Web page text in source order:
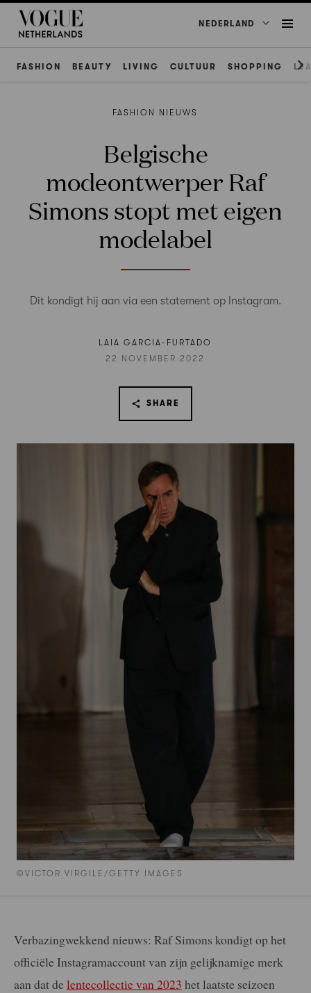
NEDERLAND
FASHION BEAUTY LIVING CULTUUR SHOPPING
©VICTOR VIRGILE/GETTY IMAGES
FASHION NIEUWS
Belgische
modeontwerper Raf
Simons stopt met eigen
modelabel
Dit kondigt hij aan via een statement op Instagram.
LAIA GARCIA-FURTADO
22 NOVEMBER 2022
SHARE
Verbazingwekkend nieuws: Raf Simons kondigt op het
officiële Instagramaccount van zijn gelijknamige merk
aan dat de lentecollectie van 2023 het laatste seizoen